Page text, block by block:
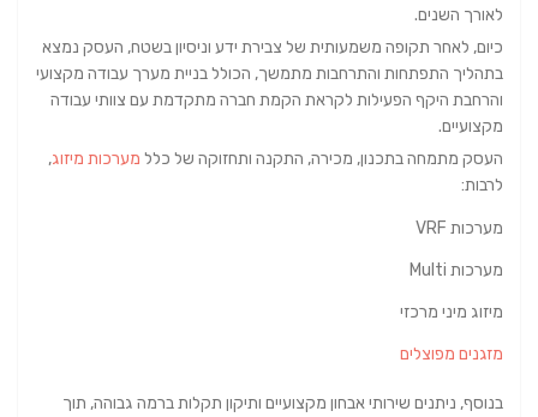
לאורך השנים.
כיום, לאחר תקופה משמעותית של צבירת ידע וניסיון בשטח, העסק נמצא
בתהליך התפתחות והתרחבות מתמשך, הכולל בניית מערך עבודה מקצועי
והרחבת היקף הפעילות לקראת הקמת חברה מתקדמת עם צוותי עבודה
מקצועיים.
העסק מתמחה בתכנון, מכירה, התקנה ותחזוקה של כלל מערכות מיזוג,
לרבות:
מערכות VRF
מערכות Multi
מיזוג מיני מרכזי
מזגנים מפוצלים
בנוסף, ניתנים שירותי אבחון מקצועיים ותיקון תקלות ברמה גבוהה, תוך